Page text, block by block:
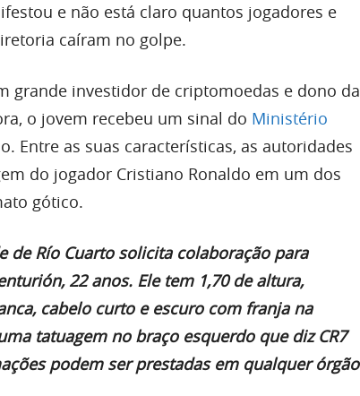
e não está claro quantos jogadores e
caíram no golpe.
grande investidor de criptomoedas e dono da
o jovem recebeu um sinal do Ministério
Entre as suas características, as autoridades
do jogador Cristiano Ronaldo em um dos
gótico.
de Río Cuarto solicita colaboração para
22 anos. Ele tem 1,70 de altura,
cabelo curto e escuro com franja na
tatuagem no braço esquerdo que diz CR7
podem ser prestadas em qualquer órgão